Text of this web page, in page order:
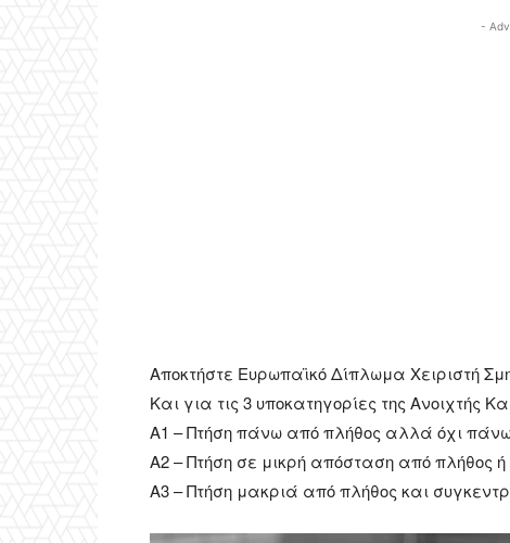
-
Αποκτήστε Ευρωπαϊκό Δίπλωμα Χειριστή
Και για τις 3 υποκατηγορίες της Ανοιχτής
Α1 – Πτήση πάνω από πλήθος αλλά όχι
Α2 – Πτήση σε μικρή απόσταση από πλήθος
Α3 – Πτήση μακριά από πλήθος και